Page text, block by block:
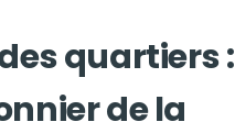
quartiers :
de la